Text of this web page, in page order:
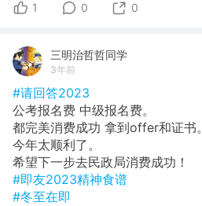
1 0 0
三明治哲哲同学
3年前
#请回答2023
公考报名费 中级报名费。
都完美消费成功 拿到offer和证书。
今年太顺利了。
希望下一步去民政局消费成功！
#即友2023精神食谱
#冬至在即